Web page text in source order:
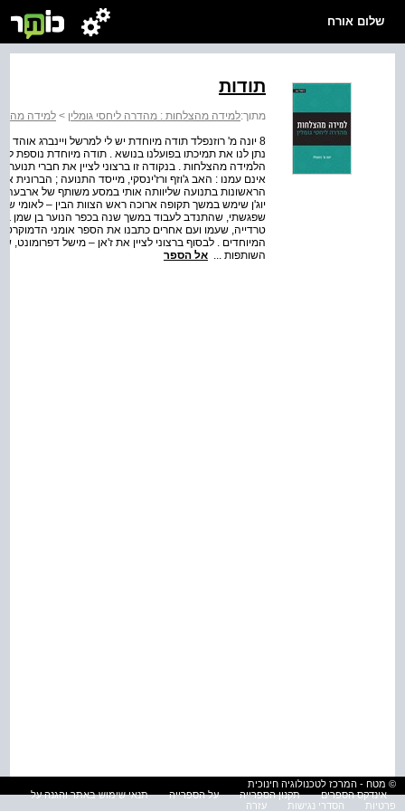
שלום אורח
תודות
מתוך:למידה מהצלחות : מהדרה ליחסי גומלין > למידה
8 יונה מ' רוזנפלד תודה מיוחדת יש לי למרשל ויינברג
נתן לנו את תמיכתו בפועלנו בנושא . תודה מיוחדת נוספת
הלמידה מהצלחות . בנקודה זו ברצוני לציין את חברי
אינם עמנו : האב ג'וזף ורז'ינסקי, מייסד התנועה ; הברונית
הראשונות בתנועה שליוותה אותי במסע משותף של ארבעה
יוג'ן שימש במשך תקופה ארוכה ראש הצוות הבין – לאומי
שפגשתי, שהתנדב לעבוד במשך שנה בכפר הנוער בן שמן
טרדייה, שעמו ועם אחרים כתבנו את הספר אומני
המיוחדים . לבסוף ברצוני לציין את ז'אן – מישל
השותפות ... אל הספר
© מטח - המרכז לטכנולוגיה חינוכית
אינדקס הספרים
תקנון הספרייה על הספרייה
תנאי שימוש באתר והגנה על
פרטיות
הסדרי נגישות עזרה